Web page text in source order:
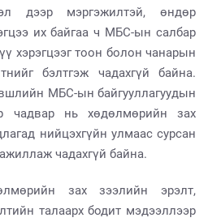
дээр мэргэжилтэй, өндөр
их байгаа ч МБС-ын салбар
хэрэгцээг тоон болон чанарын
бэлтгэж чадахгүй байна.
МБС-ын байгууллагуудын
чадвар нь хөдөлмөрийн зах
нийцэхгүйн улмаас сурсан
чадахгүй байна.
зах зээлийн эрэлт,
талаарх бодит мэдээллээр